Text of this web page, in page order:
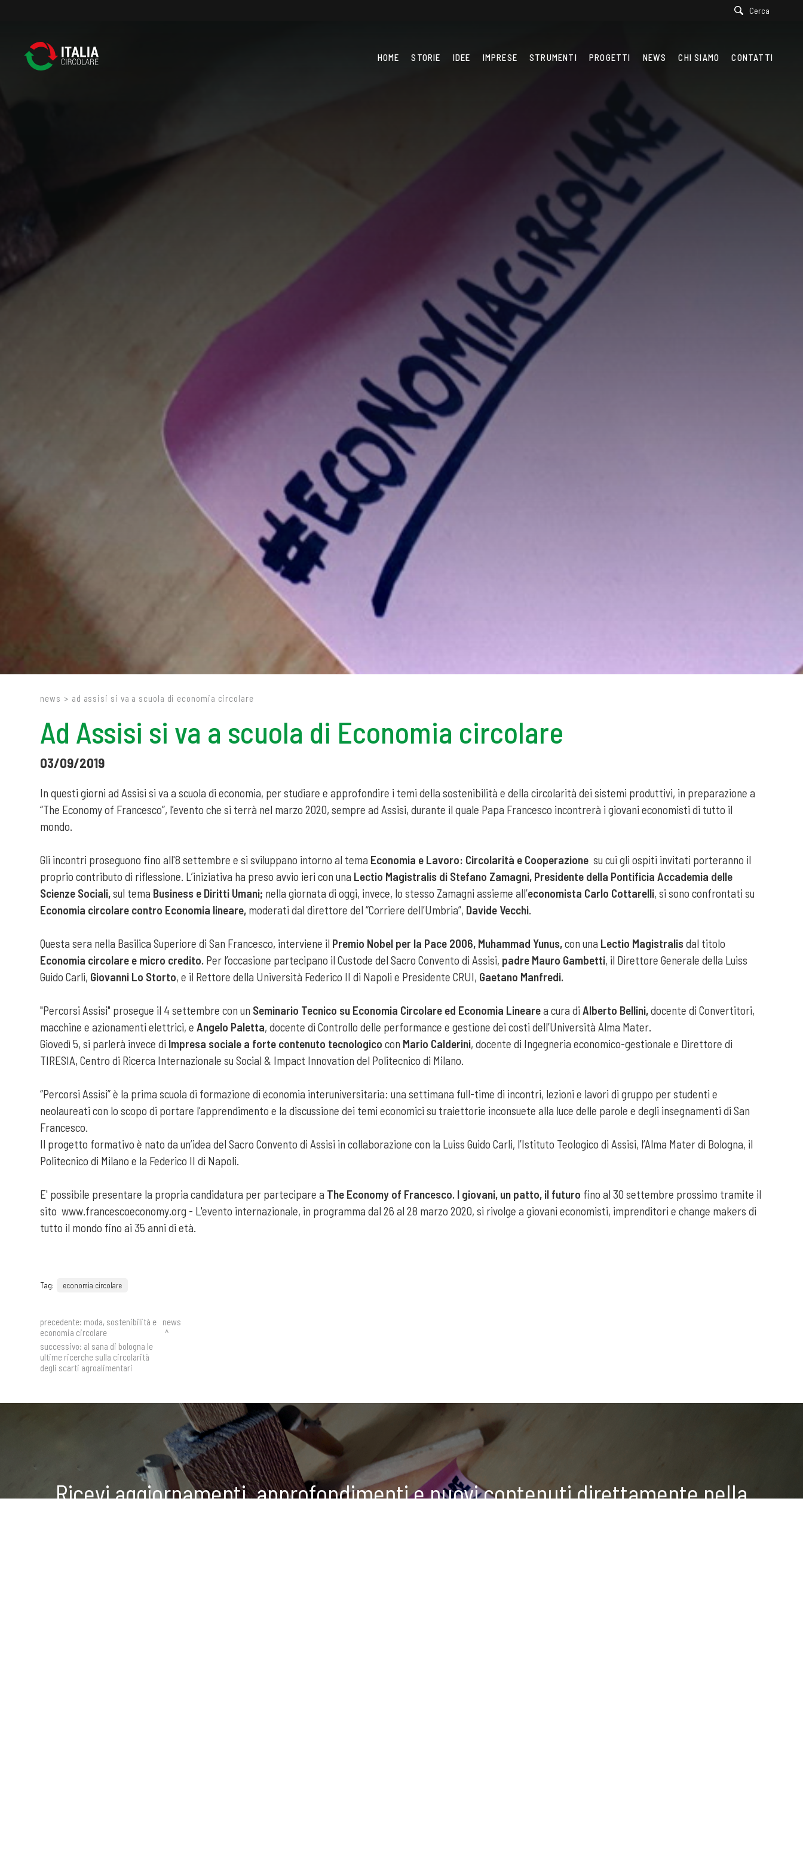
Cerca
HOME STORIE IDEE IMPRESE STRUMENTI PROGETTI NEWS CHI SIAMO CONTATTI
news > ad assisi si va a scuola di economia circolare
Ad Assisi si va a scuola di Economia circolare
03/09/2019
In questi giorni ad Assisi si va a scuola di economia, per studiare e approfondire i temi della sostenibilità e della circolarità dei sistemi produttivi, in preparazione a
“The Economy of Francesco”, l’evento che si terrà nel marzo 2020, sempre ad Assisi, durante il quale Papa Francesco incontrerà i giovani economisti di tutto il
mondo.
Gli incontri proseguono fino all'8 settembre e si sviluppano intorno al tema Economia e Lavoro: Circolarità e Cooperazione su cui gli ospiti invitati porteranno il
proprio contributo di riflessione. L’iniziativa ha preso avvio ieri con una Lectio Magistralis di Stefano Zamagni, Presidente della Pontificia Accademia delle
Scienze Sociali,sul tema Business e Diritti Umani; nella giornata di oggi, invece, lo stesso Zamagni assieme all’economista Carlo Cottarelli, si sono confrontati su
Economia circolare contro Economia lineare, moderati dal direttore del “Corriere dell’Umbria”, Davide Vecchi.
Questa sera nella Basilica Superiore di San Francesco, interviene il Premio Nobel per la Pace 2006, Muhammad Yunus,con una Lectio Magistralisdal titolo
Economia circolare e micro credito. Per l’occasione partecipano il Custode del Sacro Convento di Assisi, padre Mauro Gambetti, il Direttore Generale della Luiss
Guido Carli, Giovanni Lo Storto, e il Rettore della Università Federico II di Napoli e Presidente CRUI, Gaetano Manfredi.
"Percorsi Assisi" prosegue il 4 settembre con un Seminario Tecnico su Economia Circolare ed Economia Linearea cura diAlberto Bellini,docente di Convertitori,
macchine e azionamenti elettrici, eAngelo Paletta, docente di Controllo delle performance e gestione dei costi dell’Università Alma Mater.
Giovedì 5, si parlerà invece di Impresa sociale a forte contenuto tecnologicocon Mario Calderini, docente di Ingegneria economico-gestionale e Direttore di
TIRESIA, Centro di Ricerca Internazionale su Social & Impact Innovation del Politecnico di Milano.
“Percorsi Assisi” è la prima scuola di formazione di economia interuniversitaria: una settimana full-time di incontri, lezioni e lavori di gruppo per studenti e
neolaureati con lo scopo di portare l’apprendimento e la discussione dei temi economici su traiettorie inconsuete alla luce delle parole e degli insegnamenti di San
Francesco.
Il progetto formativo è nato da un’idea del Sacro Convento di Assisi in collaborazione con la Luiss Guido Carli, l’Istituto Teologico di Assisi, l’Alma Mater di Bologna, il
Politecnico di Milano e la Federico II di Napoli.
E' possibile presentare la propria candidatura per partecipare a The Economy of Francesco. I giovani, un patto, il futuro fino al 30 settembre prossimo tramite il
sito www.francescoeconomy.org - L'evento internazionale, in programma dal 26 al 28 marzo 2020, si rivolge a giovani economisti, imprenditori e change makers di
tutto il mondo fino ai 35 anni di età.
Tag: economia circolare
precedente: moda, sostenibilità e
economia circolare
successivo: al sana di bologna le
ultime ricerche sulla circolarità
degli scarti agroalimentari
news
Ricevi aggiornamenti, approfondimenti e nuovi contenuti direttamente nella